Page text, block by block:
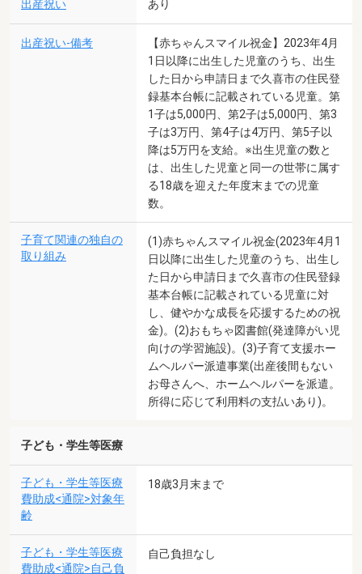
出産祝い あり
出産祝い-備考
【赤ちゃんスマイル祝金】2023年4月
1日以降に出生した児童のうち、出生
した日から申請日まで久喜市の住民登
録基本台帳に記載されている児童。第
1子は5,000円、第2子は5,000円、第3
子は3万円、第4子は4万円、第5子以
降は5万円を支給。※出生児童の数と
は、出生した児童と同一の世帯に属す
る18歳を迎えた年度末までの児童
数。
子育て関連の独自の
取り組み
(1)赤ちゃんスマイル祝金(2023年4月1
日以降に出生した児童のうち、出生し
た日から申請日まで久喜市の住民登録
基本台帳に記載されている児童に対
し、健やかな成長を応援するための祝
金)。(2)おもちゃ図書館(発達障がい児
向けの学習施設)。(3)子育て支援ホー
ムヘルパー派遣事業(出産後間もない
お母さんへ、ホームヘルパーを派遣。
所得に応じて利用料の支払いあり)。
子ども・学生等医療
子ども・学生等医療
費助成<通院>対象年
齢
18歳3月末まで
子ども・学生等医療
費助成<通院>自己負
自己負担なし